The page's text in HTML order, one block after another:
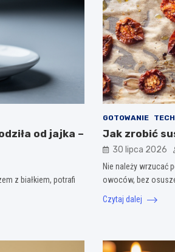
od jajka –
z białkiem, potrafi
GOTOWANIE
Jak zrobić
30 lipca 2026
Nie należy wrzucać
owoców, bez
Czytaj dalej